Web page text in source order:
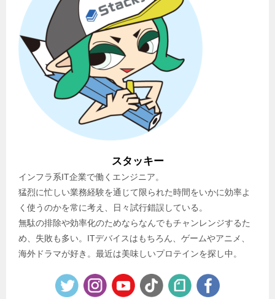
スタッキー
インフラ系IT企業で働くエンジニア。
猛烈に忙しい業務経験を通じて限られた時間をいかに効率よ
く使うのかを常に考え、日々試行錯誤している。
無駄の排除や効率化のためならなんでもチャンレンジするた
め、失敗も多い。ITデバイスはもちろん、ゲームやアニメ、
海外ドラマが好き。最近は美味しいプロテインを探し中。